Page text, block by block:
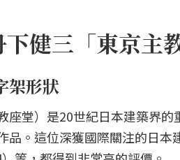
健三「東京主
架形狀
座堂）是20世紀日本建築界
品。這位深獲國際關注的日